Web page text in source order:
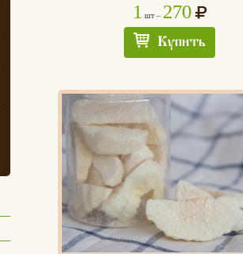
1 шт – 270
Купить